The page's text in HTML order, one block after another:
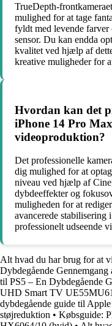
TrueDepth-
mulighed for at tage
fyldt med levende
sensor. Du kan endda
kvalitet ved hjælp af
kreative muligheder for
Hvordan kan det
iPhone 14 Pro
videoproduktion?
Det professionelle
dig mulighed for at
niveau ved hjælp af
dybdeeffekter og
muligheden for at
avancerede
professionelt udseende
Alt hvad du har brug for at
Dybdegående
til PS5 – En Dybdegående
UHD Smart TV
dybdegående guide til
støjreduktion • Købsguide: